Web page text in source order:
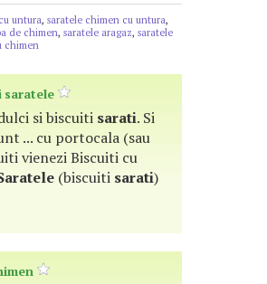
untura, saratele chimen cu untura,
de chimen, saratele aragaz, saratele
chimen
saratele
si biscuiti sarati. Si
... cu portocala (sau
vienezi Biscuiti cu
(biscuiti sarati)